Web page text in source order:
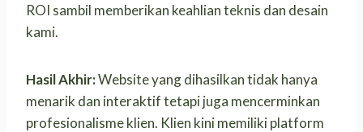
ROI sambil memberikan keahlian teknis dan desain
kami.
Hasil Akhir:Website yang dihasilkan tidak hanya
menarik dan interaktif tetapi juga mencerminkan
profesionalisme klien. Klien kini memiliki platform